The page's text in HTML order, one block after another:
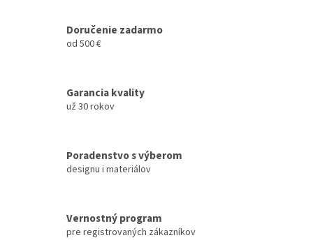
c
ý
p
a
Doručenie zadarmo
od 500 €
Garancia kvality
už 30 rokov
Poradenstvo s výberom
designu i materiálov
Vernostný program
pre registrovaných zákazníkov